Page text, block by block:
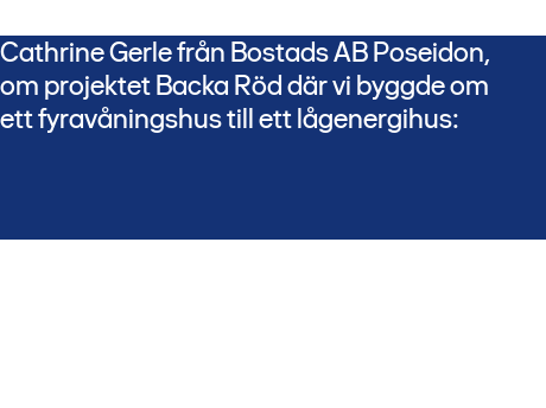
Cathrine Gerle från Bostads AB Poseidon,
om projektet Backa Röd där vi byggde om
ett fyravåningshus till ett lågenergihus: